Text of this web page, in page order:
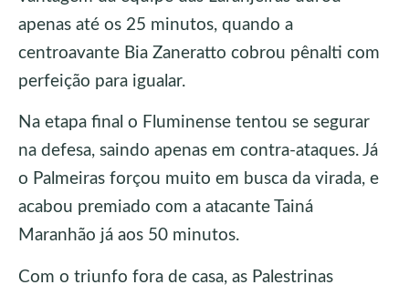
apenas até os 25 minutos, quando a
centroavante Bia Zaneratto cobrou pênalti com
perfeição para igualar.
Na etapa final o Fluminense tentou se segurar
na defesa, saindo apenas em contra-ataques. Já
o Palmeiras forçou muito em busca da virada, e
acabou premiado com a atacante Tainá
Maranhão já aos 50 minutos.
Com o triunfo fora de casa, as Palestrinas